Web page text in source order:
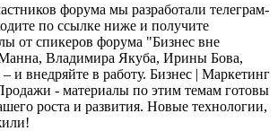
форума мы разработали телеграм-
по ссылке ниже и получите
от спикеров форума "Бизнес вне
Владимира Якуба, Ирины Бова,
и внедряйте в работу. Бизнес | Маркетинг
- материалы по этим темам готовы
роста и развития. Новые технологии,